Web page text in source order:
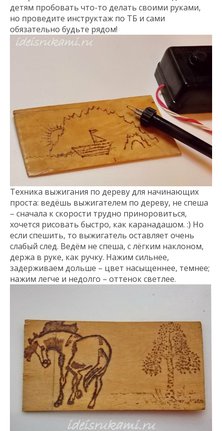
детям пробовать что-то делать своими руками,
но проведите инструктаж по ТБ и сами
обязательно будьте рядом!
Техника выжигания по дереву для начинающих
проста: ведёшь выжигателем по дереву, не спеша
– сначала к скорости трудно приноровиться,
хочется рисовать быстро, как каранадашом. :) Но
если спешить, то выжигатель оставляет очень
слабый след. Ведём не спеша, с лёгким наклоном,
держа в руке, как ручку. Нажим сильнее,
задерживаем дольше – цвет насыщеннее, темнее;
нажим легче и недолго – оттенок светлее.